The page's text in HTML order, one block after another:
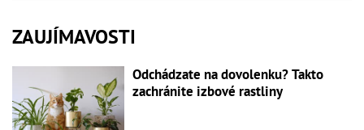
ZAUJÍMAVOSTI
Odchádzate na dovolenku? Takto
zachránite izbové rastliny